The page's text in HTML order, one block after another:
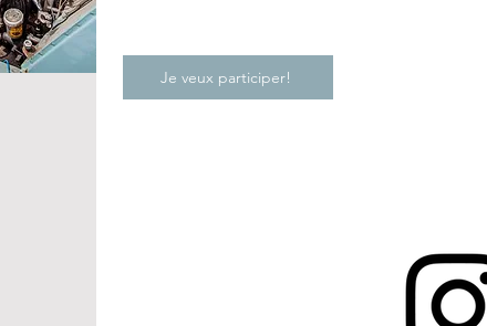
Je veux participer!